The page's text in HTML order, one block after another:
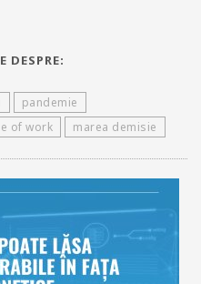
DESPRE:
pandemie
of work
marea demisie